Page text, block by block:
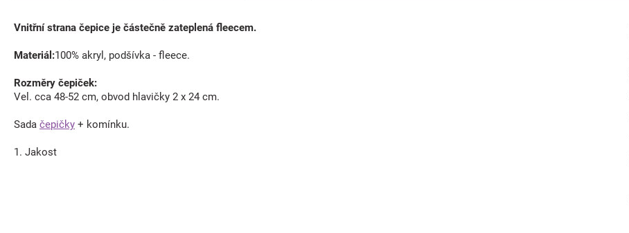
Vnitřní strana čepice je částečně zateplená fleecem.
Materiál:100% akryl, podšívka - fleece.
Rozměry čepiček:
Vel. cca 48-52 cm, obvod hlavičky 2 x 24 cm.
Sada čepičky + komínku.
1. Jakost